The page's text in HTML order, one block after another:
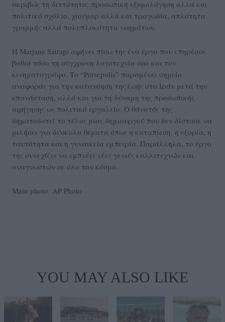
ακριβώς τη διττότητα: προσωπική εξομολόγηση αλλά και
πολιτικό σχόλιο, χιούμορ αλλά και τραγωδία, απλότητα
γραμμής αλλά πολυπλοκότητα νοημάτων.
Η Marjane Satrapi αφήνει πίσω της ένα έργο που επηρέασε
βαθιά τόσο τη σύγχρονη λογοτεχνία όσο και τον
κινηματογράφο. Το “Persepolis” παραμένει σημείο
αναφοράς για την κατανόηση της ζωής στο Ιράν μετά την
επανάσταση, αλλά και για τη δύναμη της προσωπικής
αφήγησης ως πολιτικό εργαλείο. Ο θάνατός της
σηματοδοτεί το τέλος μιας δημιουργού που δεν δίστασε να
μιλήσει για δύσκολα θέματα όπως η καταπίεση, η εξορία, η
ταυτότητα και η γυναικεία εμπειρία. Παράλληλα, το έργο
της συνεχίζει να εμπνέει νέες γενιές καλλιτεχνών και
αναγνωστών σε όλο τον κόσμο.
Main photo: AP Photo
YOU MAY ALSO LIKE